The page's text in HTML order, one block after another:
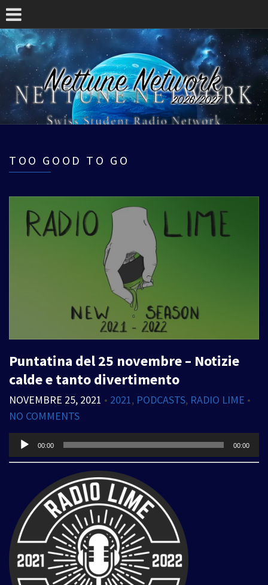
TOO GOOD TO GO
Puntatina del 25 novembre – Notizie
calde e tanto divertimento
NOVEMBRE 25, 2021 • 2021, PODCASTS, RADIO LIME •
NO COMMENTS
Audio
Player
00:00 00:00